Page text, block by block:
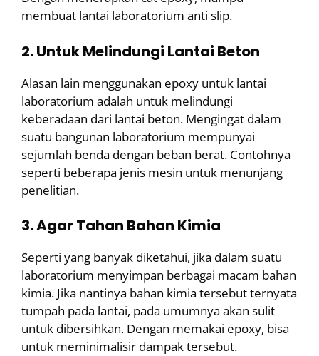
membuat lantai laboratorium anti slip.
2. Untuk Melindungi Lantai Beton
Alasan lain menggunakan epoxy untuk lantai
laboratorium adalah untuk melindungi
keberadaan dari lantai beton. Mengingat dalam
suatu bangunan laboratorium mempunyai
sejumlah benda dengan beban berat. Contohnya
seperti beberapa jenis mesin untuk menunjang
penelitian.
3. Agar Tahan Bahan Kimia
Seperti yang banyak diketahui, jika dalam suatu
laboratorium menyimpan berbagai macam bahan
kimia. Jika nantinya bahan kimia tersebut ternyata
tumpah pada lantai, pada umumnya akan sulit
untuk dibersihkan. Dengan memakai epoxy, bisa
untuk meminimalisir dampak tersebut.